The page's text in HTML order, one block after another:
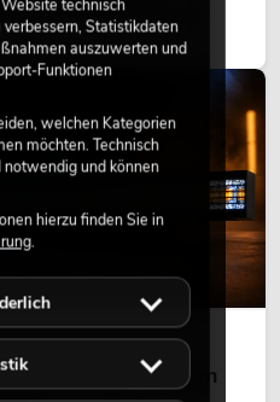
oder auf Messeständen:
heute längst zum
Lichtdesign: Warum
technisch
Statistikdaten
auszuwerten und
Funktionen
welchen Kategorien
möchten. Technisch
und können
hierzu finden Sie in
.